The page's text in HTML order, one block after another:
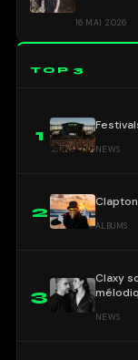
16 MAI 2026
TOP 3
1
NEWS
2
ALBUMS
3
Claxy
NEWS